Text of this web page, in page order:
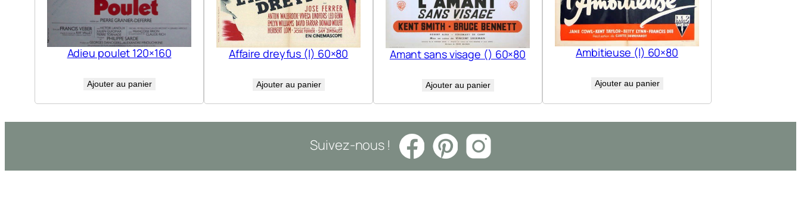
Adieu poulet 120×160
Ajouter au panier
Affaire dreyfus (l) 60×80
Ajouter au panier
Amant sans visage () 60×80
Ajouter au panier
Ambitieuse (l) 60×80
Ajouter au panier
Suivez-nous !